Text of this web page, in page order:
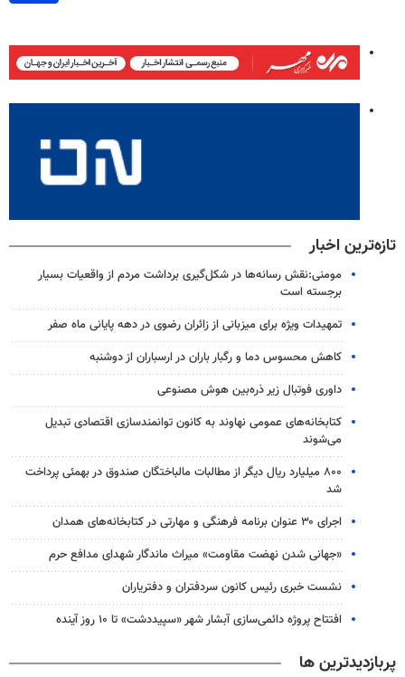
تازه‌ترین اخبار
مومنی:نقش رسانه‌ها در شکل‌گیری برداشت مردم از واقعیات بسیار
برجسته است
تمهیدات ویژه برای میزبانی از زائران رضوی در دهه پایانی ماه صفر
کاهش محسوس دما و رگبار باران در ارسباران از دوشنبه
داوری فوتبال زیر ذره‌بین هوش مصنوعی
کتابخانه‌های عمومی نهاوند به کانون توانمندسازی اقتصادی تبدیل
می‌شوند
۸۰۰ میلیارد ریال دیگر از مطالبات مالباختگان صندوق در بهمئی پرداخت
شد
اجرای ۳۰ عنوان برنامه فرهنگی و مهارتی در کتابخانه‎‌های همدان
«جهانی شدن نهضت مقاومت» میراث ماندگار شهدای مدافع حرم
نشست خبری رئیس کانون سردفتران و دفتریاران
افتتاح پروژه دائمی‌سازی آبشار شهر «سپیددشت» تا ۱۰ روز آینده
پربازدیدترین ها